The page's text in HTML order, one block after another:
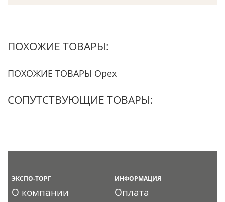
ПОХОЖИЕ ТОВАРЫ:
ПОХОЖИЕ ТОВАРЫ Орех
СОПУТСТВУЮЩИЕ ТОВАРЫ:
ЭКСПО-ТОРГ
О компании
ИНФОРМАЦИЯ
Оплата